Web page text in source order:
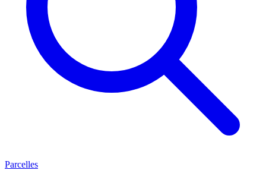
Parcelles